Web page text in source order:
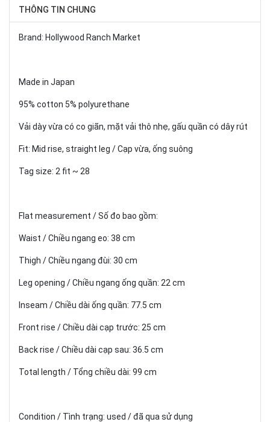
THÔNG TIN CHUNG
Brand: Hollywood Ranch Market
Made in Japan
95% cotton 5% polyurethane
Vải dày vừa có co giãn, mặt vải thô nhẹ, gấu quần có dây rút
Fit: Mid rise, straight leg / Cạp vừa, ống suông
Tag size: 2 fit ~ 28
Flat measurement / Số đo bao gồm:
Waist / Chiều ngang eo: 38 cm
Thigh / Chiều ngang đùi: 30 cm
Leg opening / Chiều ngang ống quần: 22 cm
Inseam / Chiều dài ống quần: 77.5 cm
Front rise / Chiều dài cạp trước: 25 cm
Back rise / Chiều dài cạp sau: 36.5 cm
Total length / Tổng chiều dài: 99 cm
Condition / Tình trạng: used / đã qua sử dụng